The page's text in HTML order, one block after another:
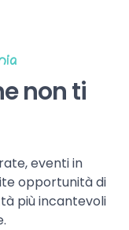
non ti
eventi in
opportunità di
più incantevoli